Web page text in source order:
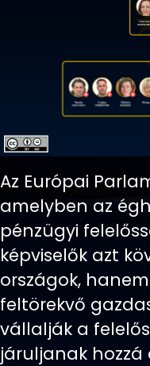
Az Európai
amelyben az
pénzügyi
képviselők azt
országok,
feltörekvő
vállalják a
járuljanak